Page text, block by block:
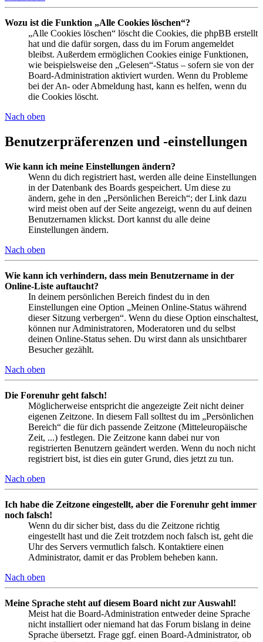
Wozu ist die Funktion „Alle Cookies löschen“?
„Alle Cookies löschen“ löscht die Cookies, die phpBB erstellt
hat und die dafür sorgen, dass du im Forum angemeldet
bleibst. Außerdem ermöglichen Cookies einige Funktionen,
wie beispielsweise den „Gelesen“-Status – sofern sie von der
Board-Administration aktiviert wurden. Wenn du Probleme
bei der An- oder Abmeldung hast, kann es helfen, wenn du
die Cookies löscht.
Nach oben
Benutzerpräferenzen und -einstellungen
Wie kann ich meine Einstellungen ändern?
Wenn du dich registriert hast, werden alle deine Einstellungen
in der Datenbank des Boards gespeichert. Um diese zu
ändern, gehe in den „Persönlichen Bereich“; der Link dazu
wird meist oben auf der Seite angezeigt, wenn du auf deinen
Benutzernamen klickst. Dort kannst du alle deine
Einstellungen ändern.
Nach oben
Wie kann ich verhindern, dass mein Benutzername in der
Online-Liste auftaucht?
In deinem persönlichen Bereich findest du in den
Einstellungen eine Option „Meinen Online-Status während
dieser Sitzung verbergen“. Wenn du diese Option einschaltest,
können nur Administratoren, Moderatoren und du selbst
deinen Online-Status sehen. Du wirst dann als unsichtbarer
Besucher gezählt.
Nach oben
Die Forenuhr geht falsch!
Möglicherweise entspricht die angezeigte Zeit nicht deiner
eigenen Zeitzone. In diesem Fall solltest du im „Persönlichen
Bereich“ die für dich passende Zeitzone (Mitteleuropäische
Zeit, ...) festlegen. Die Zeitzone kann dabei nur von
registrierten Benutzern geändert werden. Wenn du noch nicht
registriert bist, ist dies ein guter Grund, dies jetzt zu tun.
Nach oben
Ich habe die Zeitzone eingestellt, aber die Forenuhr geht immer
noch falsch!
Wenn du dir sicher bist, dass du die Zeitzone richtig
eingestellt hast und die Zeit trotzdem noch falsch ist, geht die
Uhr des Servers vermutlich falsch. Kontaktiere einen
Administrator, damit er das Problem beheben kann.
Nach oben
Meine Sprache steht auf diesem Board nicht zur Auswahl!
Meist hat die Board-Administration entweder deine Sprache
nicht installiert oder niemand hat das Forum bislang in deine
Sprache übersetzt. Frage ggf. einen Board-Administrator, ob